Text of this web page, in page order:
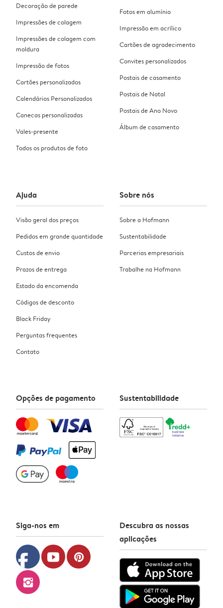
Decoração de parede
Impressões de colagem
Impressões de colagem com
moldura
Impressão de fotos
Cartões personalizados
Calendários Personalizados
Canecas personalizadas
Vales-presente
Todos os produtos de foto
Fotos em alumínio
Impressão em acrílico
Cartões de agradecimento
Convites personalizados
Postais de casamento
Postais de Natal
Postais de Ano Novo
Álbum de casamento
Ajuda
Visão geral dos preços
Pedidos em grande quantidade
Custos de envio
Prazos de entrega
Estado da encomenda
Códigos de desconto
Black Friday
Perguntas frequentes
Contato
Sobre nós
Sobre a Hofmann
Sustentabilidade
Parcerias empresariais
Trabalhe na Hofmann
Opções de pagamento Sustentabilidade
Siga-nos em
facebook youtube pinterest
instagram
Descubra as nossas
aplicações